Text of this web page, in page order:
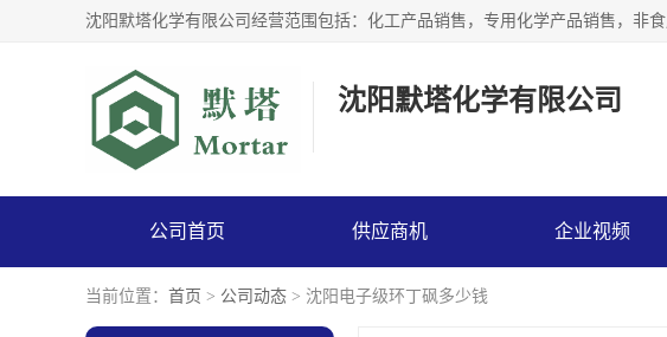
沈阳默塔化学有限公司
公司首页 供应商机 企业视频
当前位置： 首页 > 公司动态 > 沈阳电子级环丁砜多少钱